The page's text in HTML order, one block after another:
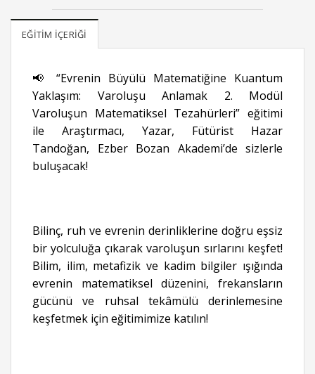
EĞITIM İÇERIĞI
📢 “Evrenin Büyülü Matematiğine Kuantum
Yaklaşım: Varoluşu Anlamak 2. Modül
Varoluşun Matematiksel Tezahürleri” eğitimi
ile Araştırmacı, Yazar, Fütürist Hazar
Tandoğan, Ezber Bozan Akademi’de sizlerle
buluşacak!
Bilinç, ruh ve evrenin derinliklerine doğru eşsiz
bir yolculuğa çıkarak varoluşun sırlarını keşfet!
Bilim, ilim, metafizik ve kadim bilgiler ışığında
evrenin matematiksel düzenini, frekansların
gücünü ve ruhsal tekâmülü derinlemesine
keşfetmek için eğitimimize katılın!